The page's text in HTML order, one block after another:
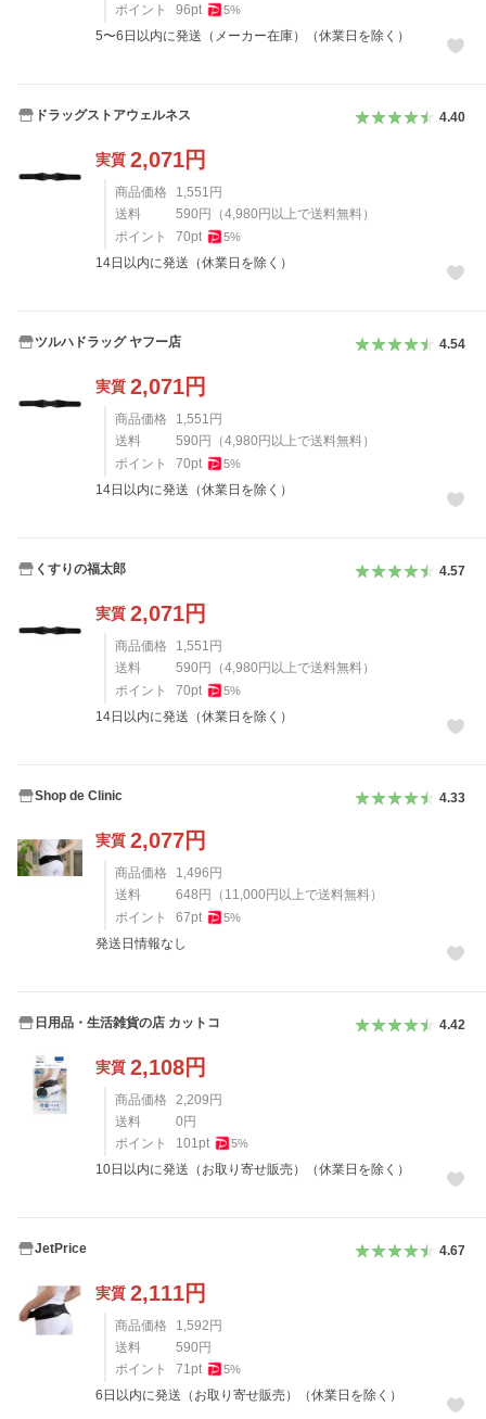
ポイント
96pt 5%
5〜6日以内に発送（メーカー在庫）（休業日を除く）
ドラッグストアウェルネス 4.40
実質 2,071円
商品価格 1,551 円
送料
590 円 （4,980 円以上で送料無料）
ポイント
70pt 5%
14日以内に発送（休業日を除く）
ツルハドラッグ ヤフー店 4.54
実質 2,071円
商品価格 1,551 円
送料
590 円 （4,980 円以上で送料無料）
ポイント
70pt 5%
14日以内に発送（休業日を除く）
くすりの福太郎 4.57
実質 2,071円
商品価格 1,551 円
送料
590 円 （4,980 円以上で送料無料）
ポイント
70pt 5%
14日以内に発送（休業日を除く）
Shop de Clinic 4.33
実質 2,077円
商品価格 1,496 円
送料
648 円 （ 11,000 円以上で送料無料）
ポイント
67pt 5%
発送日情報なし
日用品・生活雑貨の店 カットコ 4.42
実質 2,108円
商品価格 2,209 円
送料
0 円
ポイント
101pt 5%
10日以内に発送（お取り寄せ販売）（休業日を除く）
JetPrice 4.67
実質 2,111円
商品価格 1,592 円
送料
590 円
ポイント
71pt 5%
6日以内に発送（お取り寄せ販売）（休業日を除く）